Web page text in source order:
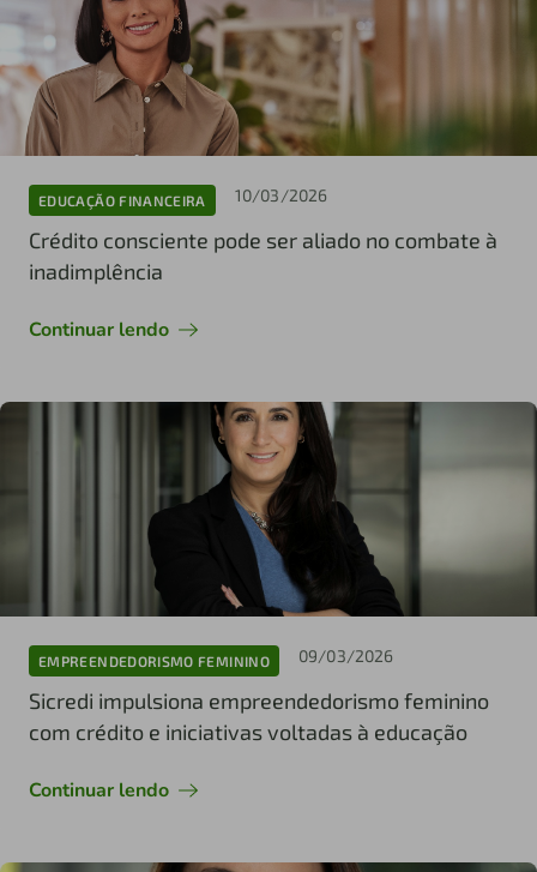
EDUCAÇÃO FINANCEIRA 10/03/2026
Crédito consciente pode ser aliado no combate à
inadimplência
Continuar lendo
EMPREENDEDORISMO FEMININO 09/03/2026
Sicredi impulsiona empreendedorismo feminino
com crédito e iniciativas voltadas à educação
Continuar lendo